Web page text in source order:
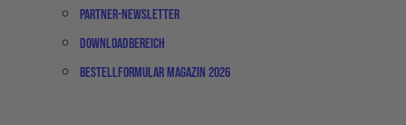
Partner-Newsletter
Downloadbereich
Bestellformular Magazin 2026